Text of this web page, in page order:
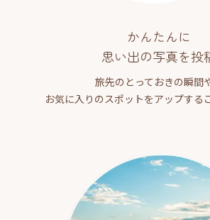
かんたんに
思い出の写真を投
旅先のとっておきの瞬間や
お気に入りのスポットをアップする